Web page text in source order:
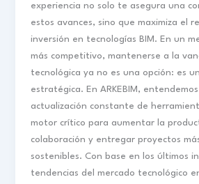
experiencia no solo te asegura una
estos avances, sino que maximiza el
inversión en tecnologías BIM. En un
más competitivo, mantenerse a la
tecnológica ya no es una opción: es
estratégica. En ARKEBIM,
actualización constante de
motor crítico para aumentar la
colaboración y entregar proyectos
sostenibles. Con base en los últimos
tendencias del mercado tecnológico